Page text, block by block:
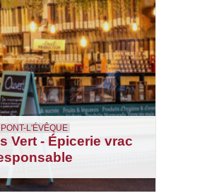
PONT-L'ÉVÊQUE
Vert - Épicerie vrac